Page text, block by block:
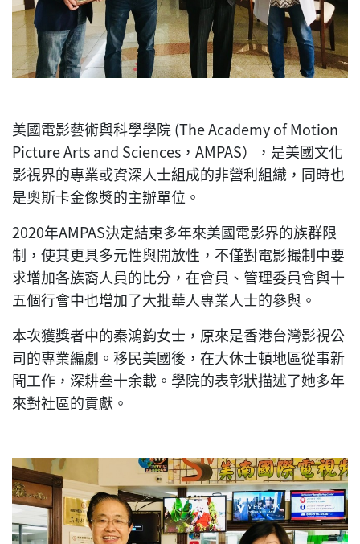
美國電影藝術與科學學院 (The Academy of Motion
Picture Arts and Sciences，AMPAS），是美國文化
影視界的專業或資深人士組成的非營利組織，同時也
是奧斯卡金像獎的主辦單位。
2020年AMPAS決定結束多年來美國電影界的族群限
制，使其更具多元性與開放性，不僅對電影撮制中要
求增加各族裔人員的比分，在會員、管理委員會與十
五個行會中也增加了大批華人專業人士的參與。
本次獲獎者中的秦鴻鈞女士，原來是香港台灣影視公
司的專業編劇。移民美國後，在大休士頓地區從事新
聞工作，深耕叁十余載。學院的表彰狀描述了她多年
來對社區的貢獻。